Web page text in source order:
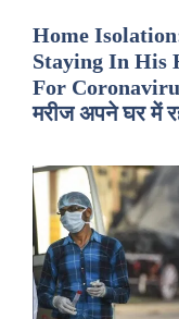
Home
Staying In His
For
मरीज अपने घर में